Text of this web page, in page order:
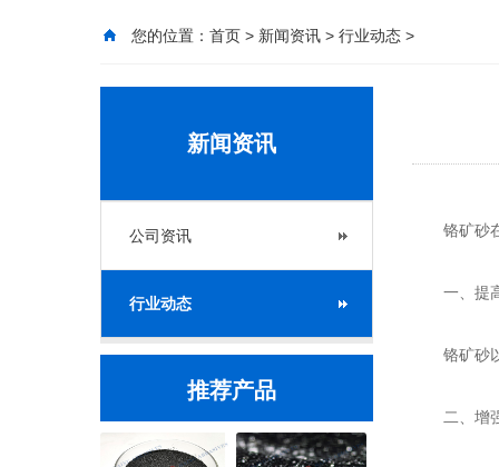
您的位置： 首页 > 新闻资讯 > 行业动态 >
新闻资讯
公司资讯
行业动态
推荐产品
铬矿砂
一、提高
铬矿砂以
二、增强